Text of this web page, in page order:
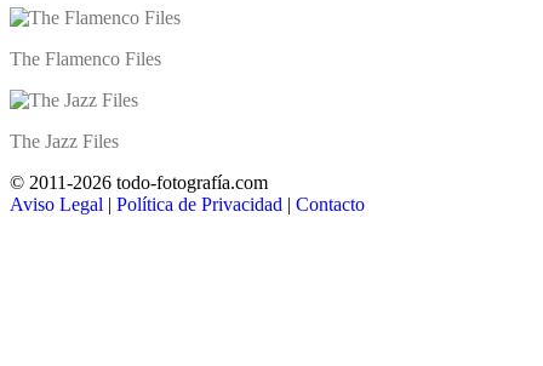
The Flamenco Files
The Jazz Files
© 2011-2026 todo-fotografía.com
Aviso Legal | Política de Privacidad | Contacto